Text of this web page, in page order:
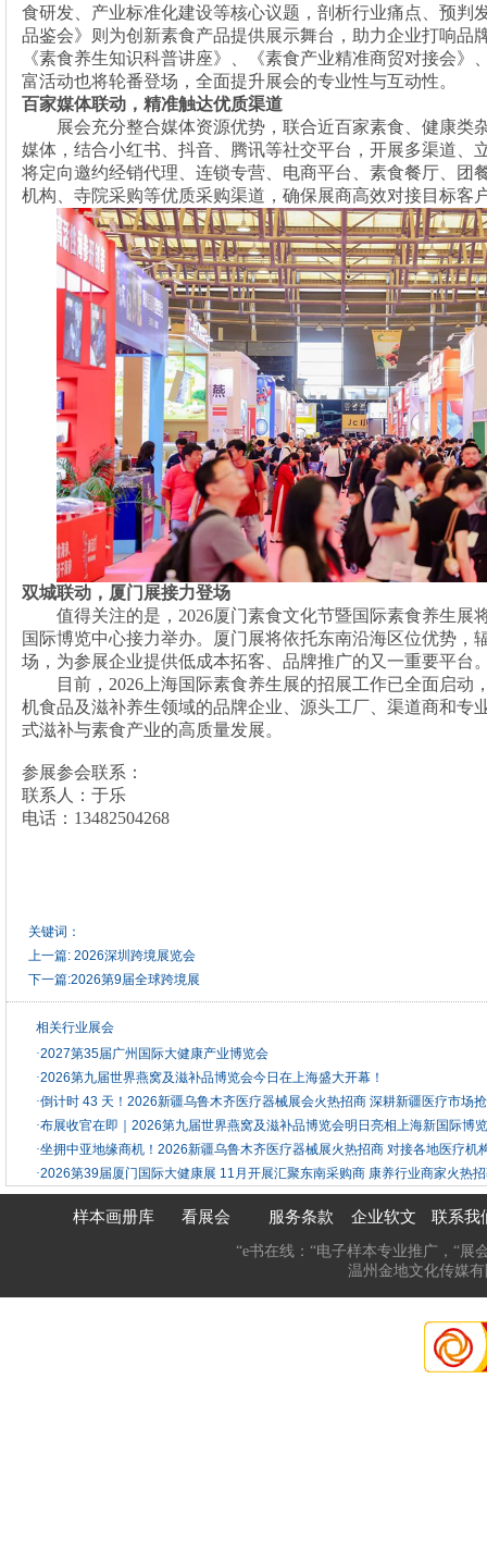
食研发、产业标准化建设等核心议题，剖析行业痛点、预判
品鉴会》则为创新素食产品提供展示舞台，助力企业打响品
《素食养生知识科普讲座》、《素食产业精准商贸对接会》
富活动也将轮番登场，全面提升展会的专业性与互动性。
百家媒体联动，精准触达优质渠道
展会充分整合媒体资源优势，联合近百家素食、健康类
媒体，结合小红书、抖音、腾讯等社交平台，开展多渠道、
将定向邀约经销代理、连锁专营、电商平台、素食餐厅、团
机构、寺院采购等优质采购渠道，确保展商高效对接目标客
双城联动，厦门展接力登场
值得关注的是， 2026厦门素食文化节暨国际素食养生展
国际博览中心接力举办。厦门展将依托东南沿海区位优势，
场，为参展企业提供低成本拓客、品牌推广的又一重要平台
目前， 2026上海国际素食养生展的招展工作已全面启动
机食品及滋补养生领域的品牌企业、源头工厂、渠道商和专
式滋补与素食产业的高质量发展。
参展参会联系：
联系人：于乐
电话： 13482504268
关键词：
上一篇: 2026深圳跨境展览会
下一篇:2026第9届全球跨境展
相关行业展会
·2027第35届广州国际大健康产业博览会
·2026第九届世界燕窝及滋补品博览会今日在上海盛大开幕！
·倒计时 43 天！2026新疆乌鲁木齐医疗器械展会火热招商 深耕新疆医疗市场
·布展收官在即｜2026第九届世界燕窝及滋补品博览会明日亮相上海新国际博
·坐拥中亚地缘商机！2026新疆乌鲁木齐医疗器械展火热招商 对接各地医疗机
·2026第39届厦门国际大健康展 11月开展汇聚东南采购商 康养行业商家火热
样本画册库 看展会 服务条款 企业软文 联系我
“e书在线：“电子样本专业推广，“展
温州金地文化传媒